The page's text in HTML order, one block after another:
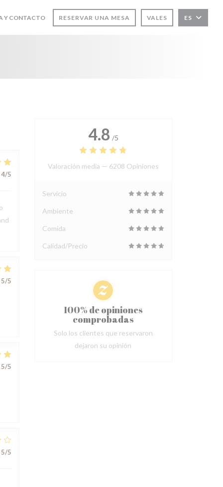
UNA NUEVA VENTANA))
Y CONTACTO RESERVAR UNA MESA VALES ES
4/5
5/5
5/5
5/5
4.8 /5
Valoración media — 6208 Opiniones
Servicio
Ambiente
Comida
Calidad/Precio
100% de opiniones
comprobadas
Solo los clientes que reservaron
dejaron su opinión